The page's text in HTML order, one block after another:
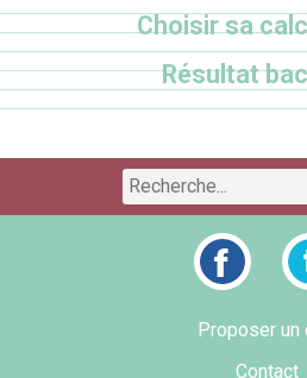
Choisir sa
Résultat
Proposer un
Contact